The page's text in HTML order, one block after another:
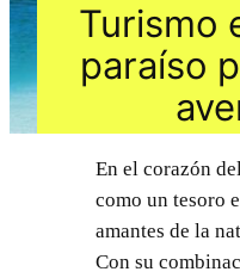
Turismo
paraíso
En el corazón
como un tesoro
amantes de la
Con su